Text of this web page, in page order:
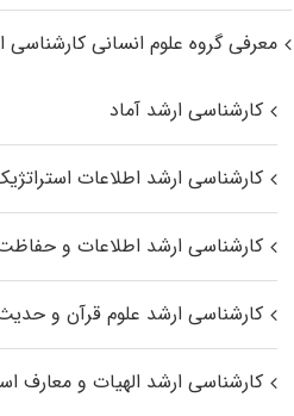
معرفی گروه علوم انسانی کارشناسی
کارشناسی ارشد آماد
کارشناسی ارشد اطلاعات
کارشناسی ارشد اطلاعات و
کارشناسی ارشد علوم قرآن و
کارشناسی ارشد الهیات و